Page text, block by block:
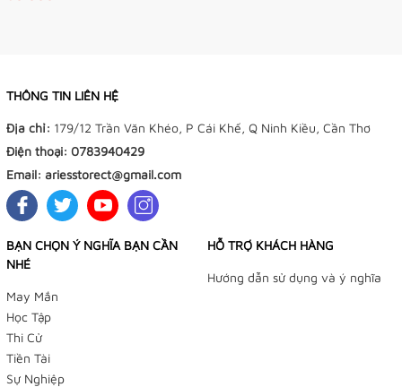
THÔNG TIN LIÊN HỆ
Địa chỉ: 179/12 Trần Văn Khéo, P Cái Khế, Q Ninh Kiều, Cần Thơ
Điện thoại: 0783940429
Email: ariesstorect@gmail.com
BẠN CHỌN Ý NGHĨA BẠN CẦN
NHÉ
May Mắn
Học Tập
Thi Cử
Tiền Tài
Sự Nghiệp
HỖ TRỢ KHÁCH HÀNG
Hướng dẫn sử dụng và ý nghĩa